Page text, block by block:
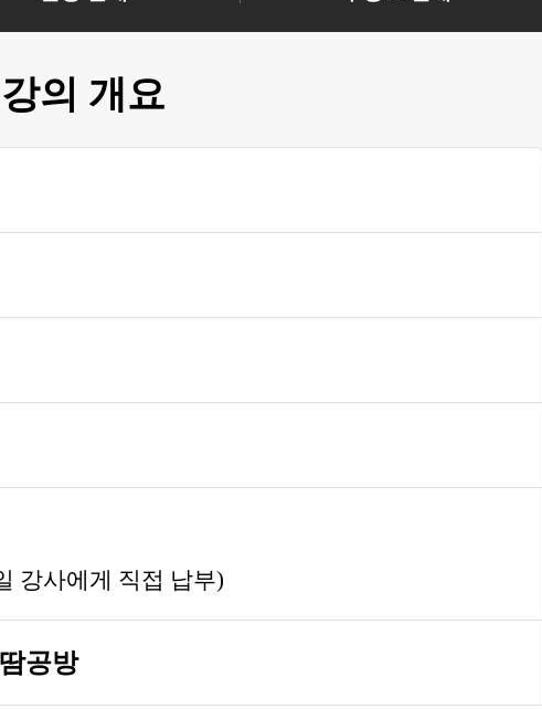
강의 개요
강사에게 직접 납부)
공방